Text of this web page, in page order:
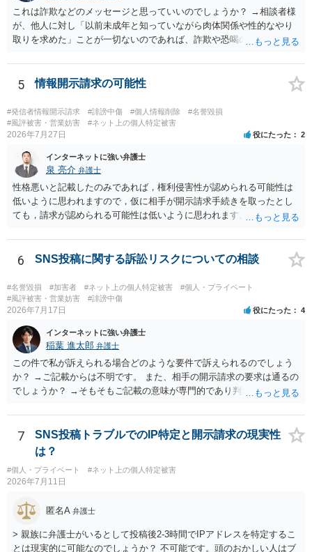
これは詐欺などのメッセージと思っていいのでしょうか？ →相談者様
が、他人に対し「以前未成年と知っていながら肉体関係や性的なやり
取りを求めた」ことが一切ないのであれば、詐欺や恐喝の可能性が高
5 情報開示請求の可能性
#発信者情報開示請求 #誹謗中傷 #個人情報削除
#名誉毀損
#風評被害・営業妨害
#ネット上の個人特定被害
2026年7月27日 役にたった 2
インターネットに強い弁護士
泉 亮介 弁護士
性格悪いと記載したのみであれば，権利侵害性が認められる可能性は
低いように思われますので，仮に相手が開示請求手続きを取ったとし
ても，請求が認められる可能性は低いように思われます。
6 SNS投稿に関する訴訟リスクについての相談
#名誉毀損 #加害者 #ネット上の個人特定被害
#個人・プライベート
#風評被害・営業妨害
#誹謗中傷
2026年7月17日 役にたった 4
インターネットに強い弁護士
稲葉 進太郎 弁護士
この件で私が訴えられる場合どのような要件で訴えられるのでしょう
か？ →ご記載からは不明です。 また、相手の開示請求の要求は通るの
でしょうか？ →そもそもご記載の意味が専門的であり判然としないも
らご相談になることをお勧めいたします。
7
SNS投稿トラブルでのIP特定と開示請求の現実性
は？
#個人・プライベート #ネット上の個人特定被害
2026年7月11日
匿名A 弁護士
> 親族に弁護士がいるとして投稿後2-3時間でIPアドレスを特定するこ
とは現実的に可能なのでしょうか？ 不可能です。頭のおかしい人はブ